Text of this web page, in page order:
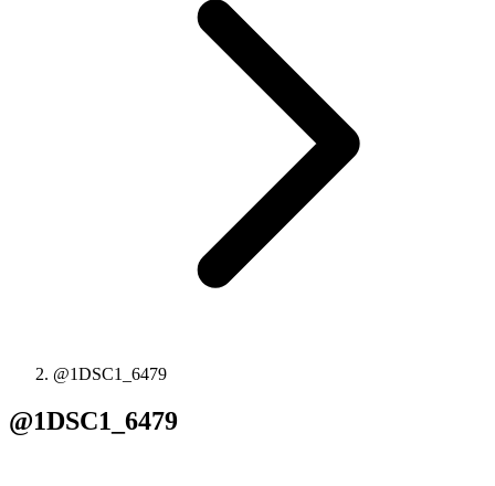
@1DSC1_6479
@1DSC1_6479